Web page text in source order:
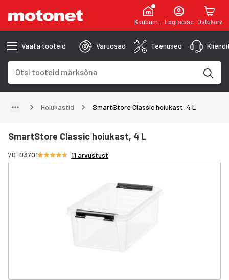
KaubamajaLogi sisse Ostukorv
Vaata tooteid Varuosad Teenused
Hoiukastid SmartStore Classic hoiukast, 4 L
SmartStore Classic hoiukast, 4 L
70-03701Hinnang 4.5/5 tähte
11 arvustust